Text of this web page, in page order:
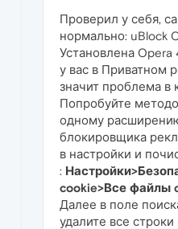
Проверил у себя,
нормально: uBlock
Установлена Opera
у вас в Приватном
значит проблема в
Попробуйте
одному
блокировщика
в настройки и
:
cookie>Все файлы
Далее в поле
удалите все строки